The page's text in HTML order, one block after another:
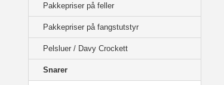
Pakkepriser på feller
Pakkepriser på fangstutstyr
Pelsluer / Davy Crockett
Snarer